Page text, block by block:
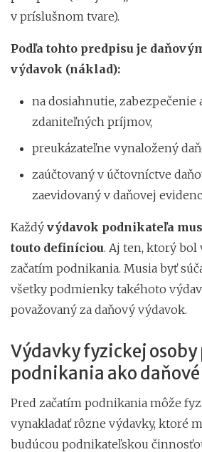
v príslušnom tvare).
Podľa tohto predpisu je
výdavok (náklad):
na dosiahnutie, zabezpečenie
zdaniteľných príjmov,
preukázateľne vynaložený
zaúčtovaný v účtovníctve
zaevidovaný v daňovej
Každý výdavok podnikateľa
touto definíciou. Aj ten, ktorý
začatím podnikania. Musia byť
všetky podmienky takéhoto
považovaný za daňový výdavok.
Výdavky fyzickej
podnikania ako
Pred začatím podnikania môže
vynakladať rôzne výdavky, ktoré
budúcou podnikateľskou